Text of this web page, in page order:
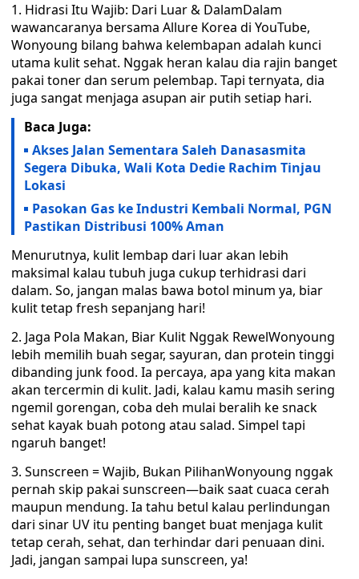
1. Hidrasi Itu Wajib: Dari Luar & DalamDalam
wawancaranya bersama Allure Korea di YouTube,
Wonyoung bilang bahwa kelembapan adalah kunci
utama kulit sehat. Nggak heran kalau dia rajin banget
pakai toner dan serum pelembap. Tapi ternyata, dia
juga sangat menjaga asupan air putih setiap hari.
Baca Juga:
Akses Jalan Sementara Saleh Danasasmita
Segera Dibuka, Wali Kota Dedie Rachim Tinjau
Lokasi
Pasokan Gas ke Industri Kembali Normal, PGN
Pastikan Distribusi 100% Aman
Menurutnya, kulit lembap dari luar akan lebih
maksimal kalau tubuh juga cukup terhidrasi dari
dalam. So, jangan malas bawa botol minum ya, biar
kulit tetap fresh sepanjang hari!
2. Jaga Pola Makan, Biar Kulit Nggak RewelWonyoung
lebih memilih buah segar, sayuran, dan protein tinggi
dibanding junk food. Ia percaya, apa yang kita makan
akan tercermin di kulit. Jadi, kalau kamu masih sering
ngemil gorengan, coba deh mulai beralih ke snack
sehat kayak buah potong atau salad. Simpel tapi
ngaruh banget!
3. Sunscreen = Wajib, Bukan PilihanWonyoung nggak
pernah skip pakai sunscreen—baik saat cuaca cerah
maupun mendung. Ia tahu betul kalau perlindungan
dari sinar UV itu penting banget buat menjaga kulit
tetap cerah, sehat, dan terhindar dari penuaan dini.
Jadi, jangan sampai lupa sunscreen, ya!